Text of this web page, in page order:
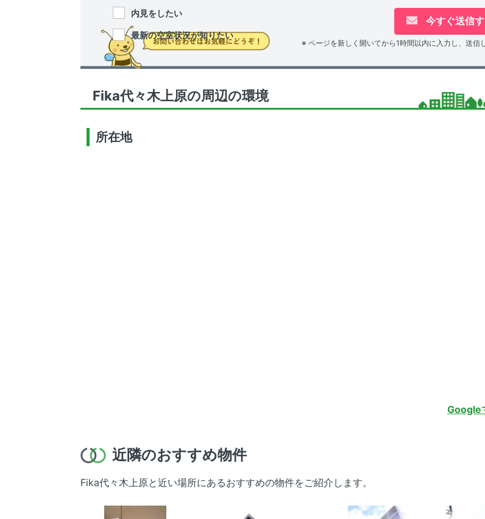
内見をしたい
最新の空室状況が知りたい
今すぐ送信
※ ページを新しく開いてから1時間以内に入力し、送信
Fika代々木上原の周辺の環境
所在地
Google
近隣のおすすめ物件
Fika代々木上原と近い場所にあるおすすめの物件をご紹介します。